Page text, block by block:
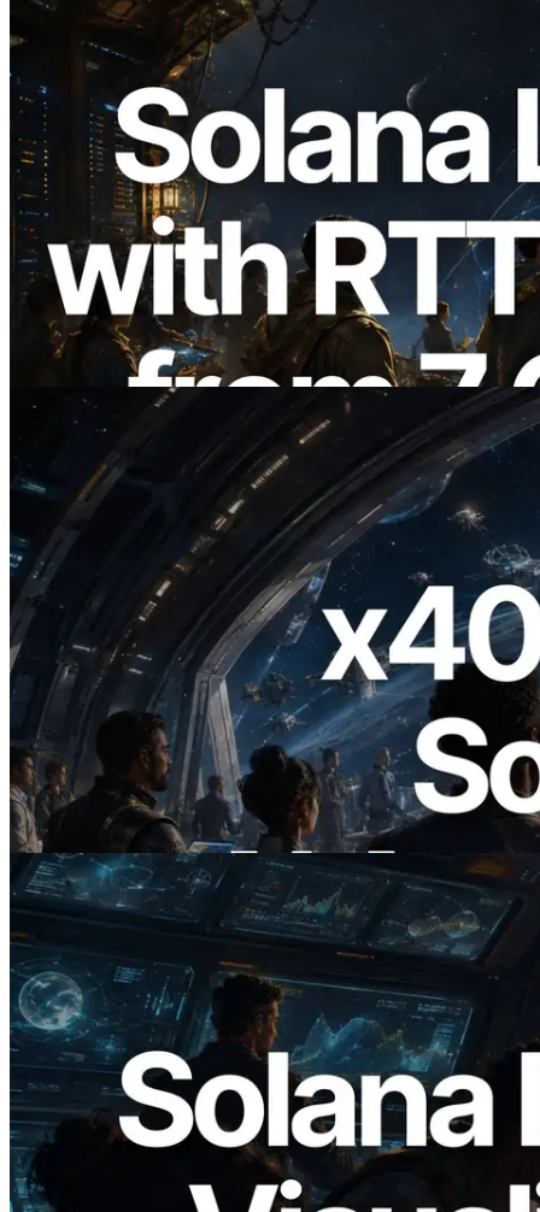
2026.08.05
ERPC Breidt Solana Leader Slot API Uit
met Pingmeting vanuit 7 Wereldwijde
Regio’s — Validators Information API
Ook Gelanceerd
2026.07.04
ERPC Lanceert x402-Enabled Solana
RPC — Het Tijdperk Waarin AI Agents
On Demand Voor API's Betalen
Lees dit artikel
2026.05.24
Validators Solutions lanceert Solana